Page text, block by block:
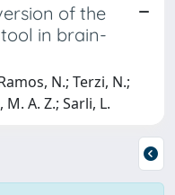
of the
in brain-
N.; Terzi, N.;
A. Z.; Sarli, L.